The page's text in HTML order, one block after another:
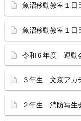
魚沼移動教室１
魚沼移動教室１
令和６年度 運動
３年生 文京アカ
２年生 消防写生